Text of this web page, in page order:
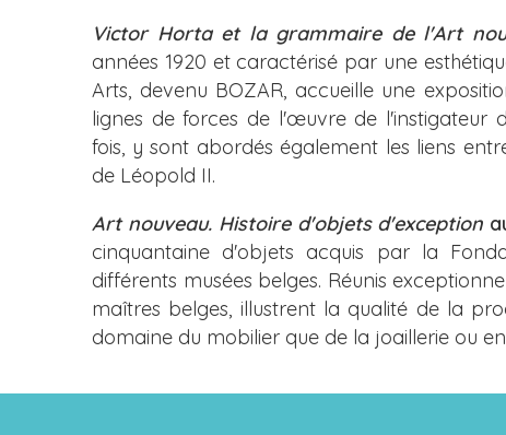
Victor Horta et la grammaire de l'Art
années 1920 et caractérisé par une
Arts, devenu BOZAR, accueille une
lignes de forces de l'œuvre de l'instigateur
fois, y sont abordés également les liens
de Léopold II.
Art nouveau. Histoire d'objets d'exception
cinquantaine d'objets acquis par la
différents musées belges. Réunis
maîtres belges, illustrent la qualité de la
domaine du mobilier que de la joaillerie ou